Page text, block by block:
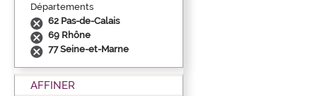
Départements
62 Pas-de-Calais
69 Rhône
77 Seine-et-Marne
AFFINER